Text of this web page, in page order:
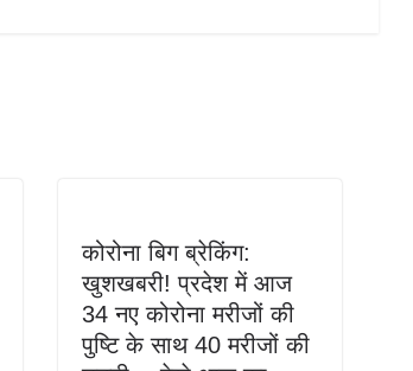
कोरोना बिग ब्रेकिंग:
खुशखबरी! प्रदेश में आज
34 नए कोरोना मरीजों की
पुष्टि के साथ 40 मरीजों की